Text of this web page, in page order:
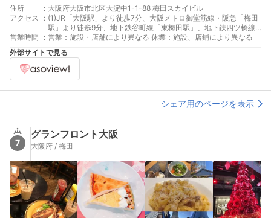
住所 : 大阪府大阪市北区大淀中1-1-88 梅田スカイビル
アクセス
: (1)JR「大阪駅」より徒歩7分、大阪メトロ御堂筋線・阪急「梅田
駅」より徒歩9分、地下鉄谷町線「東梅田駅」、地下鉄四ツ橋線
「西梅田駅」より徒歩15分
営業時間 : 営業：施設・店舗により異なる 休業：施設、店鋪により異なる
外部サイトで見る
シェア用のページを表示
7
グランフロント大阪
大阪府 / 梅田